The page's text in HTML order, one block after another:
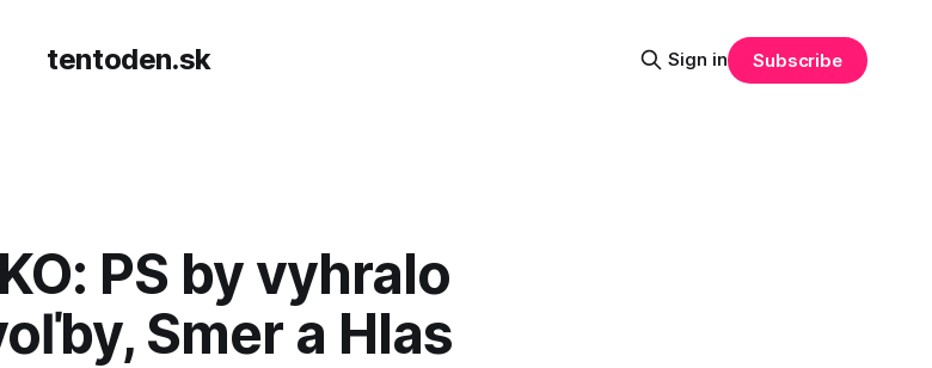
tentoden.sk Sign in Subscribe
PS by vyhralo
Smer a Hlas